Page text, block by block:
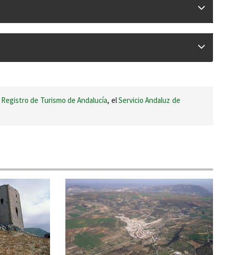
Registro de Turismo de Andalucía, elServicio Andaluz de